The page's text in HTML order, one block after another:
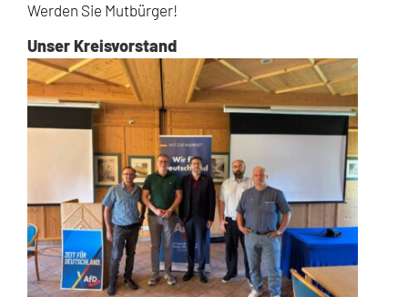
Werden Sie Mutbürger!
Unser Kreisvorstand